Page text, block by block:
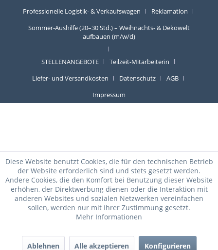
Professionelle Logistik- & Verkaufswagen
Reklamation
Sommer-Aushilfe (20–30 Std.) – Weihnachts- & Dekowelt
aufbauen (m/w/d)
STELLENANGEBOTE
Teilzeit-Mitarbeiterin
Liefer- und Versandkosten
Datenschutz
AGB
Impressum
Diese Website benutzt Cookies, die für den technischen Betrieb
der Website erforderlich sind und stets gesetzt werden.
Andere Cookies, die den Komfort bei Benutzung dieser Website
erhöhen, der Direktwerbung dienen oder die Interaktion mit
anderen Websites und sozialen Netzwerken vereinfachen
sollen, werden nur mit Ihrer Zustimmung gesetzt.
Mehr Informationen
Ablehnen Alle akzeptieren Konfigurieren